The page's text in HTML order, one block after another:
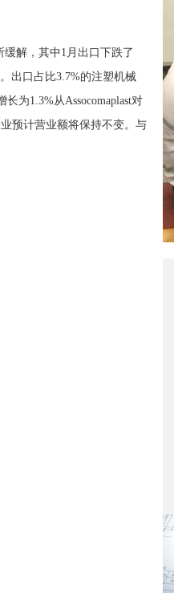
解，其中1月出口下跌了
出口占比3.7%的注塑机械
为1.3%从Assocomaplast对
预计营业额将保持不变。与